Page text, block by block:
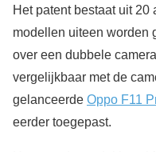
Het patent bestaat uit
modellen uiteen worden
over een dubbele
vergelijkbaar met de
gelanceerde Oppo F11
eerder toegepast.